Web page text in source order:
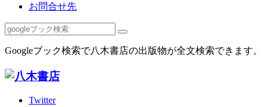
お問合せ先
Googleブック検索で八木書店の出版物が全文検索できます。
Twitter